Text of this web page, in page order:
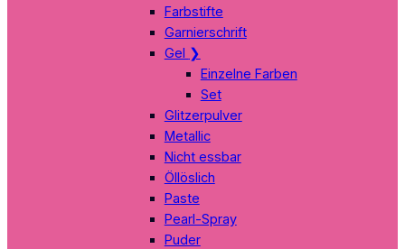
Farbstifte
Garnierschrift
Gel ❯
Einzelne Farben
Set
Glitzerpulver
Metallic
Nicht essbar
Öllöslich
Paste
Pearl-Spray
Puder